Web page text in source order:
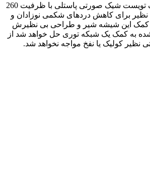
شیشه شیر آنتی کولیک تویست شیک صورتی پاستلی با ظرفیت 260
نظیر برای کاهش دردهای شکمی نوزادان و
کمک این شیشه شیر و طراحی بی نظیرش
به کمک یک شبکه توری حل خواهد شد از
نظیر کولیک یا نفخ مواجه نخواهد شد.